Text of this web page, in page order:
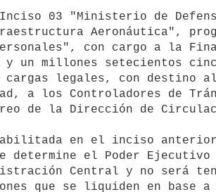
Aeronáutica",
con cargo a la
y un millones setecientos
legales, con destino al
a los Controladores de
de la Dirección de
determine el Poder
Central y no será
que se liquiden en base a